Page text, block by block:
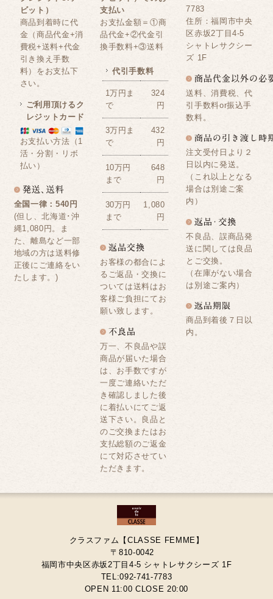
ビット）
商品到着時に代
金（商品代金+消
費税+送料+代金
引き換え手数
料）をお支払下
さい。
ご利用頂けるク
レジットカード
お支払い方法（1
活・分割・リボ
払い）
全国一律：540円
(但し、北海道･沖
縄1,080円。ま
た、離島など一部
地域の方は送料修
正後にご連絡をい
たします。)
支払い
お支払金額＝①商
品代金+②代金引
換手数料+③送料
代引手数料
1万円ま
で
324
円
3万円ま
で
432
円
10万円
まで
648
円
30万円
まで
1,080
円
お客様の都合によ
るご返品・交換に
ついては送料はお
客様ご負担にてお
願い致します。
万一、不良品や誤
商品が届いた場合
は、お手数ですが
一度ご連絡いただ
き確認しました後
に着払いにてご返
送下さい。良品と
のご交換またはお
支払総額のご返金
にて対応させてい
ただきます。
7783
住所：福岡市中央
区赤坂2丁目4-5
シャトレサクシー
ズ 1F
送料、消費税、代
引手数料or振込手
数料。
注文受付日より２
日以内に発送。
（これ以上となる
場合は別途ご案
内）
不良品、誤商品発
送に関しては良品
とご交換。
（在庫がない場合
は別途ご案内）
商品到着後７日以
内。
クラスファム【CLASSE FEMME】
〒810-0042
福岡市中央区赤坂2丁目4-5 シャトレサクシーズ 1F
TEL:092-741-7783
OPEN 11:00 CLOSE 20:00